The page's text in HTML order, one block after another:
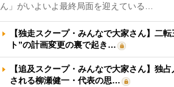
ん」がいよいよ最終局面を迎えている…
【独走スクープ・みんなで大家さん】二
ト”の計画変更の裏で起き…
【追及スクープ・みんなで大家さん】独
される柳瀬健一・代表の思…